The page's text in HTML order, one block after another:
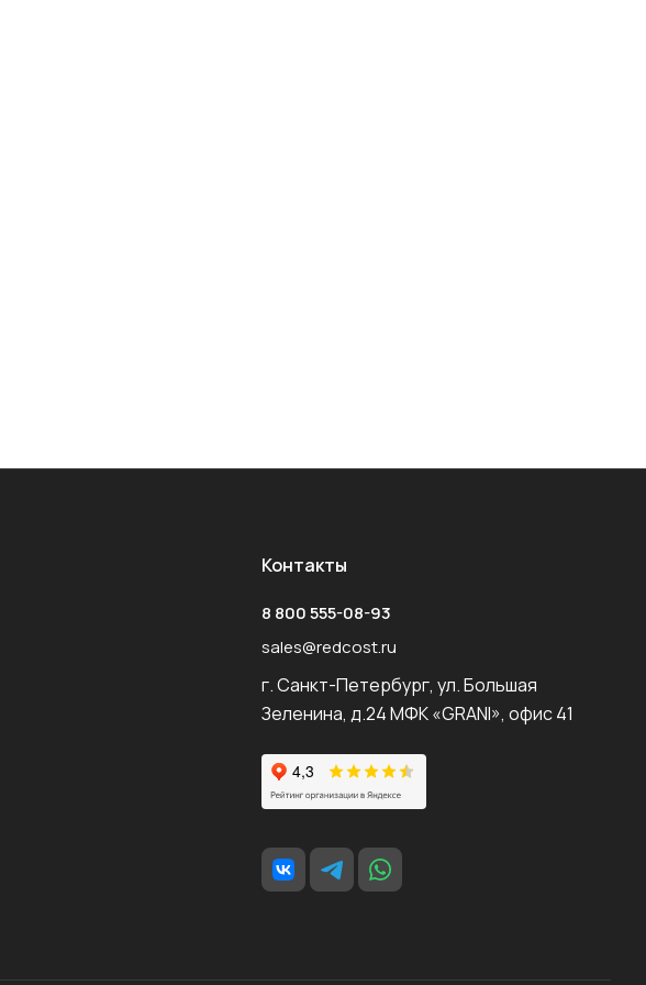
Контакты
8 800 555-08-93
sales@redcost.ru
г. Санкт-Петербург, ул. Большая
Зеленина, д.24 МФК «GRANI», офис 41